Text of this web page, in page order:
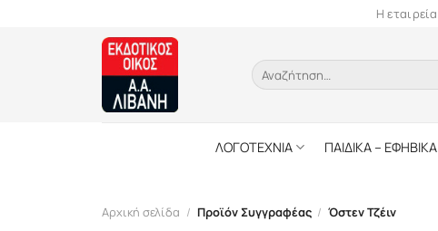
Η εταιρεία
Αναζήτηση
για:
ΛΟΓΟΤΕΧΝΙΑ ΠΑΙΔΙΚΑ – ΕΦΗΒΙΚΑ
Αρχική σελίδα / Προϊόν Συγγραφέας / Όστεν Τζέιν